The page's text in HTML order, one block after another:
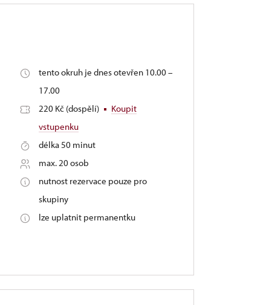
tento okruh je dnes otevřen 10.00 –
17.00
220 Kč (dospělí)
Koupit
vstupenku
délka 50 minut
max. 20 osob
nutnost rezervace pouze pro
skupiny
lze uplatnit permanentku